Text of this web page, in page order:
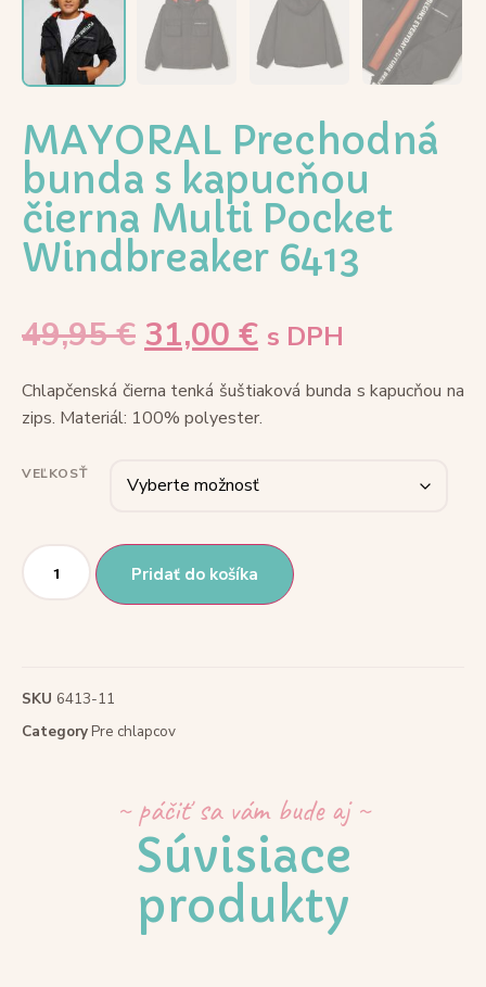
MAYORAL Prechodná
bunda s kapucňou
čierna Multi Pocket
Windbreaker 6413
49,95€ 31,00 € s DPH
Chlapčenská čierna tenká šuštiaková bunda s kapucňou na
zips. Materiál: 100% polyester.
VEĽKOSŤ
Pridať do košíka
SKU 6413-11
CategoryPre chlapcov
~ páčiť sa vám bude aj ~
Súvisiace
produkty